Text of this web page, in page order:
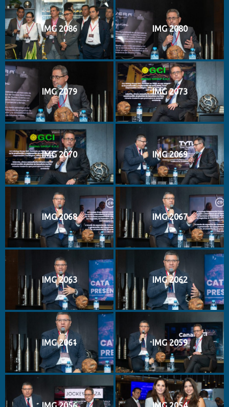
IMG 2086 IMG 2080
IMG 2079 IMG 2073
IMG 2070 IMG 2069
IMG 2068 IMG 2067
IMG 2063 IMG 2062
IMG 2061 IMG 2059